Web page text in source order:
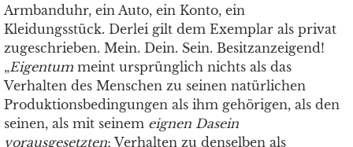
Armbanduhr, ein Auto, ein Konto, ein
Kleidungsstück. Derlei gilt dem Exemplar als privat
zugeschrieben. Mein. Dein. Sein. Besitzanzeigend!
„Eigentum meint ursprünglich nichts als das
Verhalten des Menschen zu seinen natürlichen
Produktionsbedingungen als ihm gehörigen, als den
seinen, als mit seinem eignen Dasein
vorausgesetzten; Verhalten zu denselben als